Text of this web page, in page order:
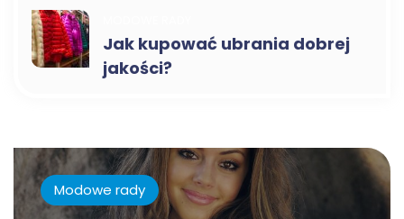
Jak kupować ubrania dobrej
jakości?
Modowe rady